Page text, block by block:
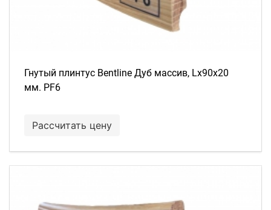
Гнутый плинтус Bentline Дуб массив, Lх90х20
мм. PF6
Рассчитать цену